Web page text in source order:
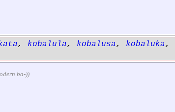
, kobalula, kobalusa, kobaluka,
ba-))